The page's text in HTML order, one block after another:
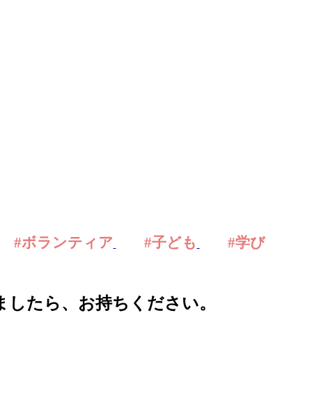
#ボランティア #子ども #学び
たら、お持ちください。